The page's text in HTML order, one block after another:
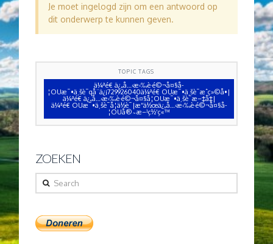
Je moet ingelogd zijn om een antwoord op
dit onderwerp te kunnen geven.
TOPIC TAGS
ä¼ªé€ ä¿„å…‹æ‹‰è·é©¬å¤§å­
¦OUæ¯•ä¸šè¯qå¨ä¿¡729926040ä¼ªé€ OUæ¯•ä¸šè¯æˆç»©å•|
ä¼ªé€ ä¿„å…‹æ‹‰è·é©¬å¤§å­¦OUæ¯•ä¸šè¯æ–‡å‡­|
ä¼ªé€ OUæ¯•ä¸šè¯å­¦ä½è¯|æ“ä½œä¿„å…‹æ‹‰è·é©¬å¤§å­
¦OUå®˜æ–¹ç½‘ç«™
ZOEKEN
Search